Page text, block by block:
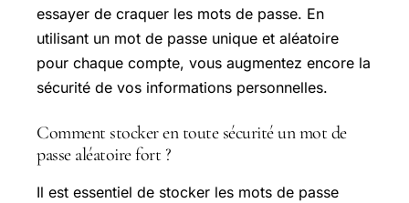
essayer de craquer les mots de passe. En
utilisant un mot de passe unique et aléatoire
pour chaque compte, vous augmentez encore la
sécurité de vos informations personnelles.
Comment stocker en toute sécurité un mot de
passe aléatoire fort ?
Il est essentiel de stocker les mots de passe